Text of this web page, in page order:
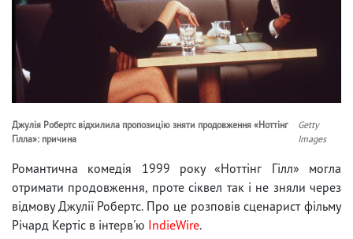
Джулія Робертс відхилила пропозицію зняти продовження «Ноттінг
Гілла»: причина
Getty
Images
Романтична комедія 1999 року «Ноттінг Гілл» могла
отримати продовження, проте сіквел так і не зняли через
відмову Джулії Робертс. Про це розповів сценарист фільму
Річард Кертіс в інтерв'ю IndieWire.